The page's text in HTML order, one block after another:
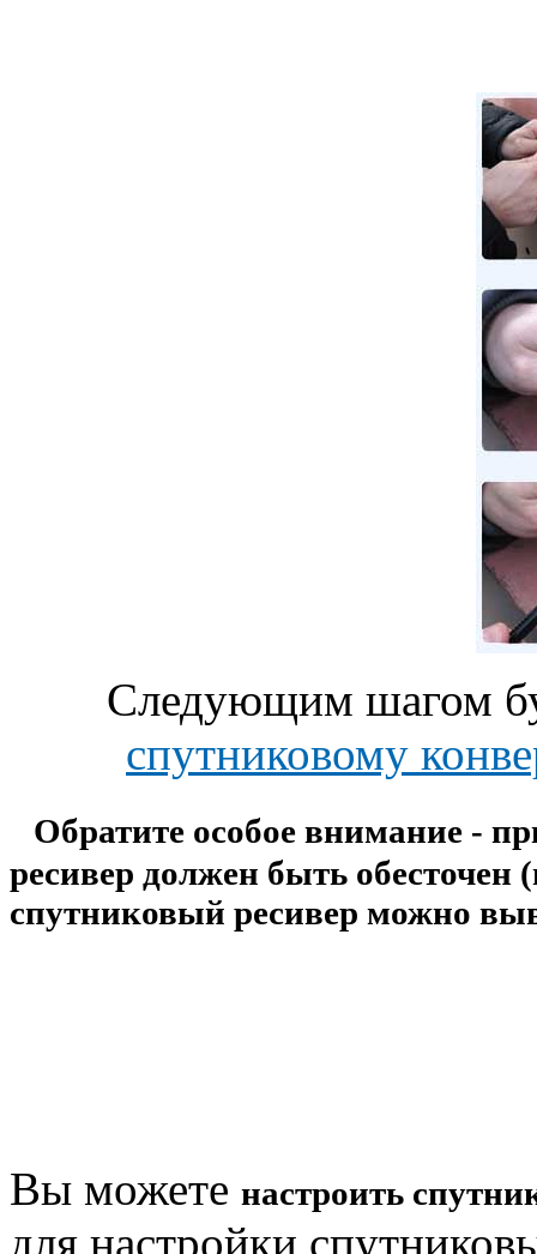
Следующим шагом
спутниковому
Обратите особое внимание -
ресивер должен быть
спутниковый ресивер можно
Вы можете настроить
для настройки